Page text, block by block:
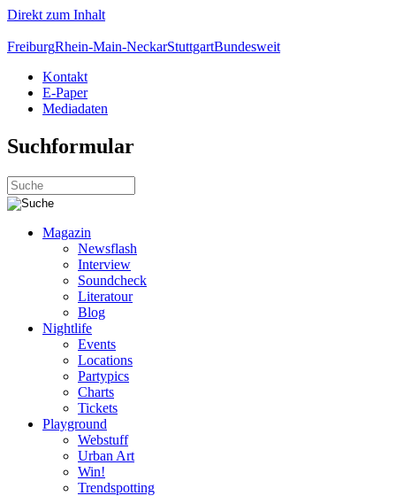
Direkt zum Inhalt
FreiburgRhein-Main-NeckarStuttgartBundesweit
Kontakt
E-Paper
Mediadaten
Suchformular
Magazin
Newsflash
Interview
Soundcheck
Literatour
Blog
Nightlife
Events
Locations
Partypics
Charts
Tickets
Playground
Webstuff
Urban Art
Win!
Trendspotting